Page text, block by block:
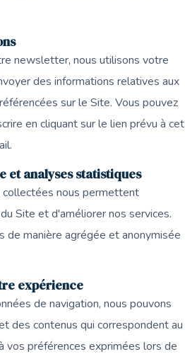
newsletter, nous utilisons votre
des informations relatives aux
sur le Site. Vous pouvez
en cliquant sur le lien prévu à cet
et analyses statistiques
collectées nous permettent
Site et d'améliorer nos services.
de manière agrégée et anonymisée
expérience
de navigation, nous pouvons
des contenus qui correspondent au
vos préférences exprimées lors de